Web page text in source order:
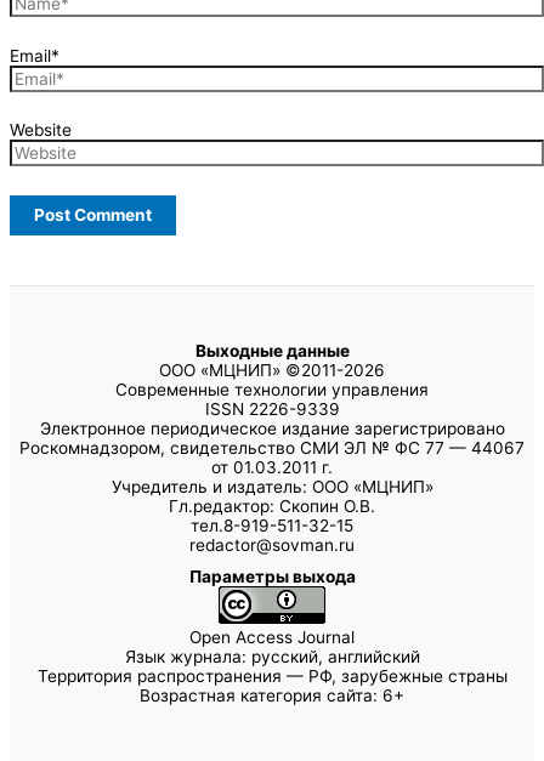
Email*
Website
Выходные данные
ООО «МЦНИП» ©2011-2026
Современные технологии управления
ISSN 2226-9339
Электронное периодическое издание зарегистрировано
Роскомнадзором, свидетельство СМИ ЭЛ № ФС 77 — 44067
от 01.03.2011 г.
Учредитель и издатель: ООО «МЦНИП»
Гл.редактор: Скопин О.В.
тел.8-919-511-32-15
redactor@sovman.ru
Параметры выхода
Open Access Journal
Язык журнала: русский, английский
Территория распространения — РФ, зарубежные страны
Возрастная категория сайта: 6+